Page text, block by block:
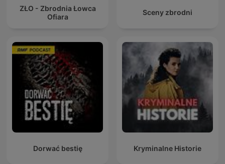
ZŁO - Zbrodnia Łowca
Ofiara
Sceny zbrodni
Dorwać bestię Kryminalne Historie